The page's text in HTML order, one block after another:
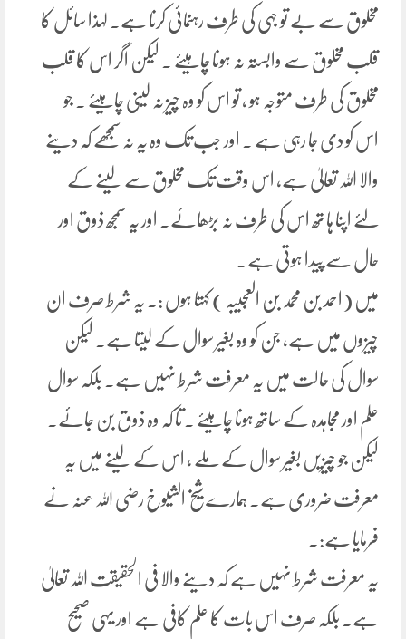
مخلوق سے بے تو جہی کی طرف رہنمائی کرنا ہے۔ لہذا سائل کا
قلب مخلوق سے وابستہ نہ ہونا چاہیئے ۔ لیکن اگر اس کا قلب
مخلوق کی طرف متوجہ ہو ، تو اس کو وہ چیز نہ لینی چاہیئے ۔ جو
اس کو دی جا رہی ہے ۔ اور جب تک وہ یہ نہ سمجھے کہ دینے
والا اللہ تعالیٰ ہے، اس وقت تک مخلوق سے لینے کے
لئے اپنا ہا تھ اس کی طرف نہ بڑھائے۔ اور یہ سمجھ ذوق اور
حال سے پیدا ہوتی ہے۔
میں (احمد بن محمد بن العجیبہ ) کہتا ہوں :۔ یہ شرط صرف ان
چیزوں میں ہے، جن کو وہ بغیر سوال کے لیتا ہے۔ لیکن
سوال کی حالت میں یہ معرفت شرط نہیں ہے۔ بلکہ سوال
علم اور مجاہدہ کے ساتھ ہونا چاہیئے ۔ تا کہ وہ ذوق بن جائے۔
لیکن جو چیزیں بغیر سوال کے ملے ، اس کے لینے میں یہ
معرفت ضروری ہے۔ ہمارے شیخ الشیوخ رضی اللہ عنہ نے
فرمایا ہے:۔
یہ معرفت شرط نہیں ہے کہ دینے والا فی الحقیقت اللہ تعالیٰ
ہے۔ بلکہ صرف اس بات کا علم کافی ہے اور یہی صحیح